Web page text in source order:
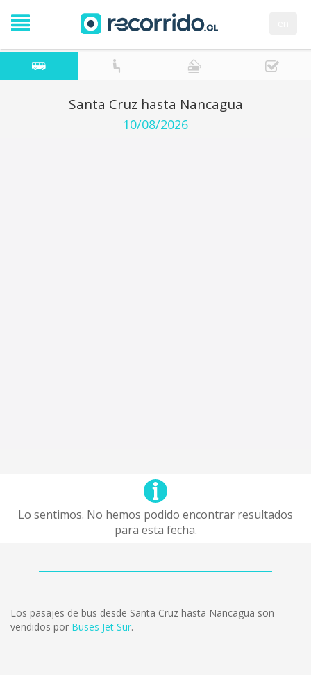
Santa Cruz hasta Nancagua
10/08/2026
Lo sentimos. No hemos podido encontrar resultados
para esta fecha.
Los pasajes de bus desde Santa Cruz hasta Nancagua son
vendidos por Buses Jet Sur.